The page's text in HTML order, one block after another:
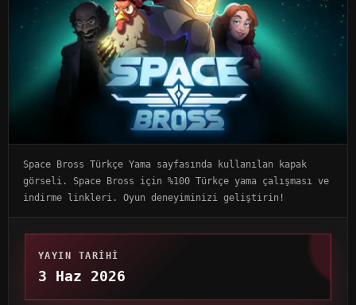
Space Bross Türkçe Yama sayfasında kullanılan kapak
görseli. Space Bross için %100 Türkçe yama çalışması ve
indirme linkleri. Oyun deneyiminizi geliştirin!
YAYIN TARIHI
3 Haz 2026